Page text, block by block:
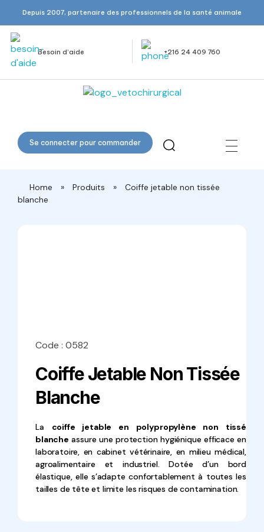
Depuis 2007, partenaire des professionnels de la santé animale
Besoin d’aide +216 24 409 760
Veto Chirurgical
Se connecter pour commander
Home » Produits »
Coiffe jetable non tissée
blanche
Code : 0582
Coiffe Jetable Non Tissée
Blanche
La coiffe jetable en polypropylène non tissé
blanche assure une protection hygiénique efficace en
laboratoire, en cabinet vétérinaire, en milieu médical,
agroalimentaire et industriel. Dotée d’un bord
élastique, elle s’adapte confortablement à toutes les
tailles de tête et limite les risques de contamination.